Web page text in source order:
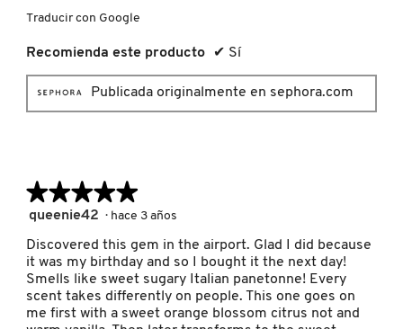
INNISFREE
JEAN PAUL GAULTIER
JULIETTE HAS A GUN
Traducir con Google
Recomienda este producto ✔ Sí
Publicada originalmente en sephora.com
★★★★★
★★★★★
5
5
estrellas.
queenie42 · hace 3 años
Discovered this gem in the airport. Glad I did because
it was my birthday and so I bought it the next day!
Smells like sweet sugary Italian panetonne! Every
scent takes differently on people. This one goes on
me first with a sweet orange blossom citrus not and